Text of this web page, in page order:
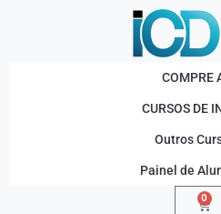
COMPRE
CURSOS DE
Outros
Painel de
0